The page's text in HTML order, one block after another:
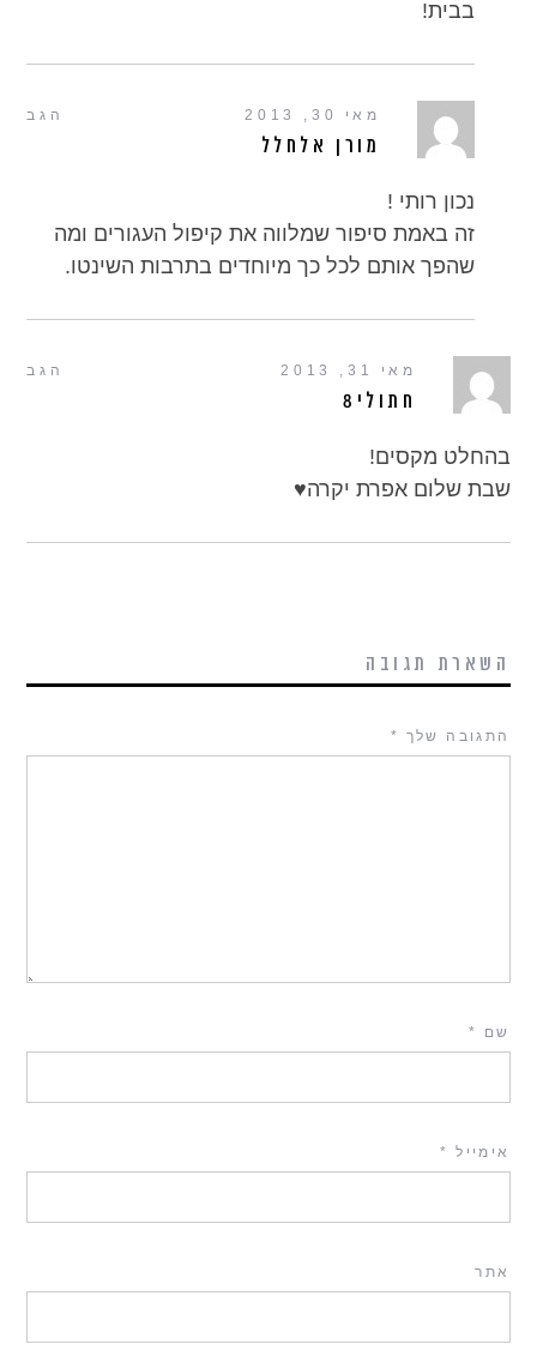
בבית!
הגב מאי 30, 2013
מורן אלחלל
נכון רותי !
זה באמת סיפור שמלווה את קיפול העגורים ומה
שהפך אותם לכל כך מיוחדים בתרבות השינטו.
הגב מאי 31, 2013
חתולי8
בהחלט מקסים!
שבת שלום אפרת יקרה♥
השארת תגובה
התגובה שלך *
שם *
אימייל *
אתר